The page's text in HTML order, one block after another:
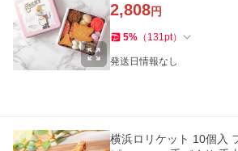
2,808円
5% （ 131pt）
発送日情報なし
横浜ロリケット 10個入 フランス 修道院 レシ